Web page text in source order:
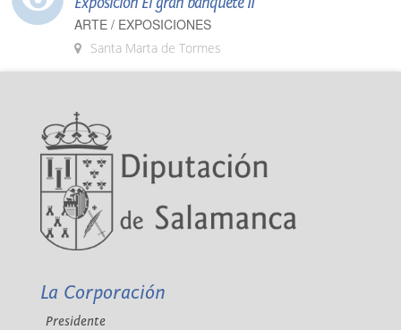
ARTE / EXPOSICIONES
Santa Marta de Tormes
La Corporación
Presidente